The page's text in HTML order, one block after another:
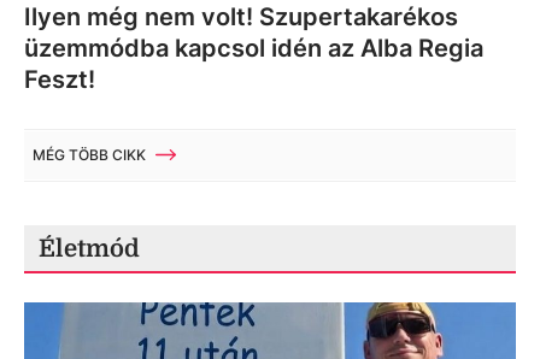
Ilyen még nem volt! Szupertakarékos
üzemmódba kapcsol idén az Alba Regia
Feszt!
MÉG TÖBB CIKK
Életmód